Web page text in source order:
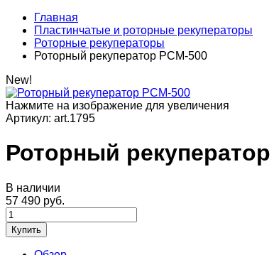
Главная
Пластинчатые и роторные рекуператоры
Роторные рекуператоры
Роторный рекуператор РСМ-500
New!
Нажмите на изображение для увеличения
Артикул: art.1795
Роторный
В наличии
57 490 руб.
Купить